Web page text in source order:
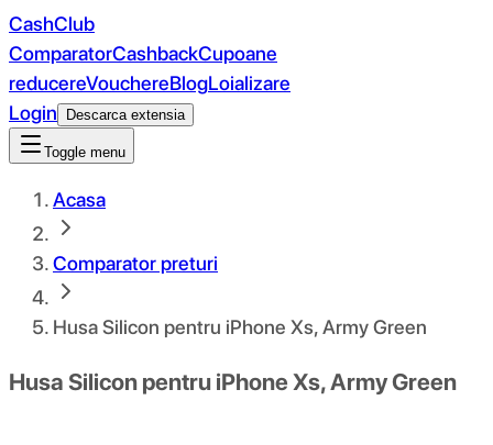
CashClub
ComparatorCashbackCupoane
reducereVouchereBlogLoializare
Login
Descarca extensia
Toggle menu
Acasa
Comparator preturi
Husa Silicon pentru iPhone Xs, Army Green
Husa Silicon pentru iPhone Xs, Army Green